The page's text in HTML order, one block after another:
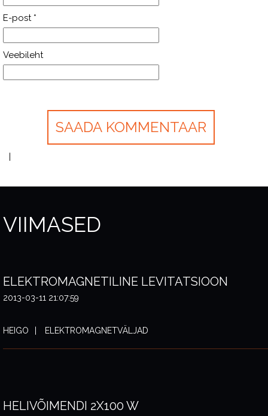
E-post *
Veebileht
VIIMASED
ELEKTROMAGNETILINE LEVITATSIOON
2013-03-11 21:07:59
HEIGO ELEKTROMAGNETVÄLJAD
HELIVÕIMENDI 2X100 W